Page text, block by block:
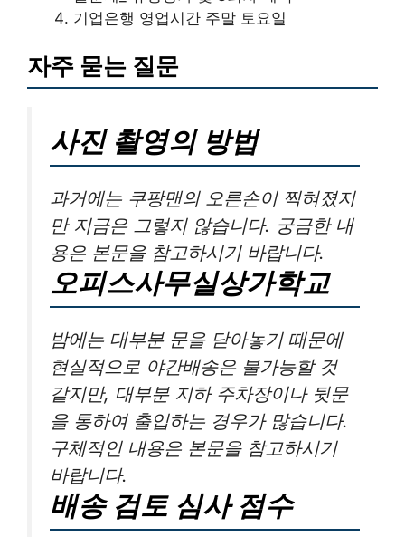
기업은행 영업시간 주말 토요일
자주 묻는 질문
사진 촬영의 방법
과거에는 쿠팡맨의 오른손이 찍혀졌지
만 지금은 그렇지 않습니다. 궁금한 내
용은 본문을 참고하시기 바랍니다.
오피스사무실상가학교
밤에는 대부분 문을 닫아놓기 때문에
현실적으로 야간배송은 불가능할 것
같지만, 대부분 지하 주차장이나 뒷문
을 통하여 출입하는 경우가 많습니다.
구체적인 내용은 본문을 참고하시기
바랍니다.
배송 검토 심사 점수